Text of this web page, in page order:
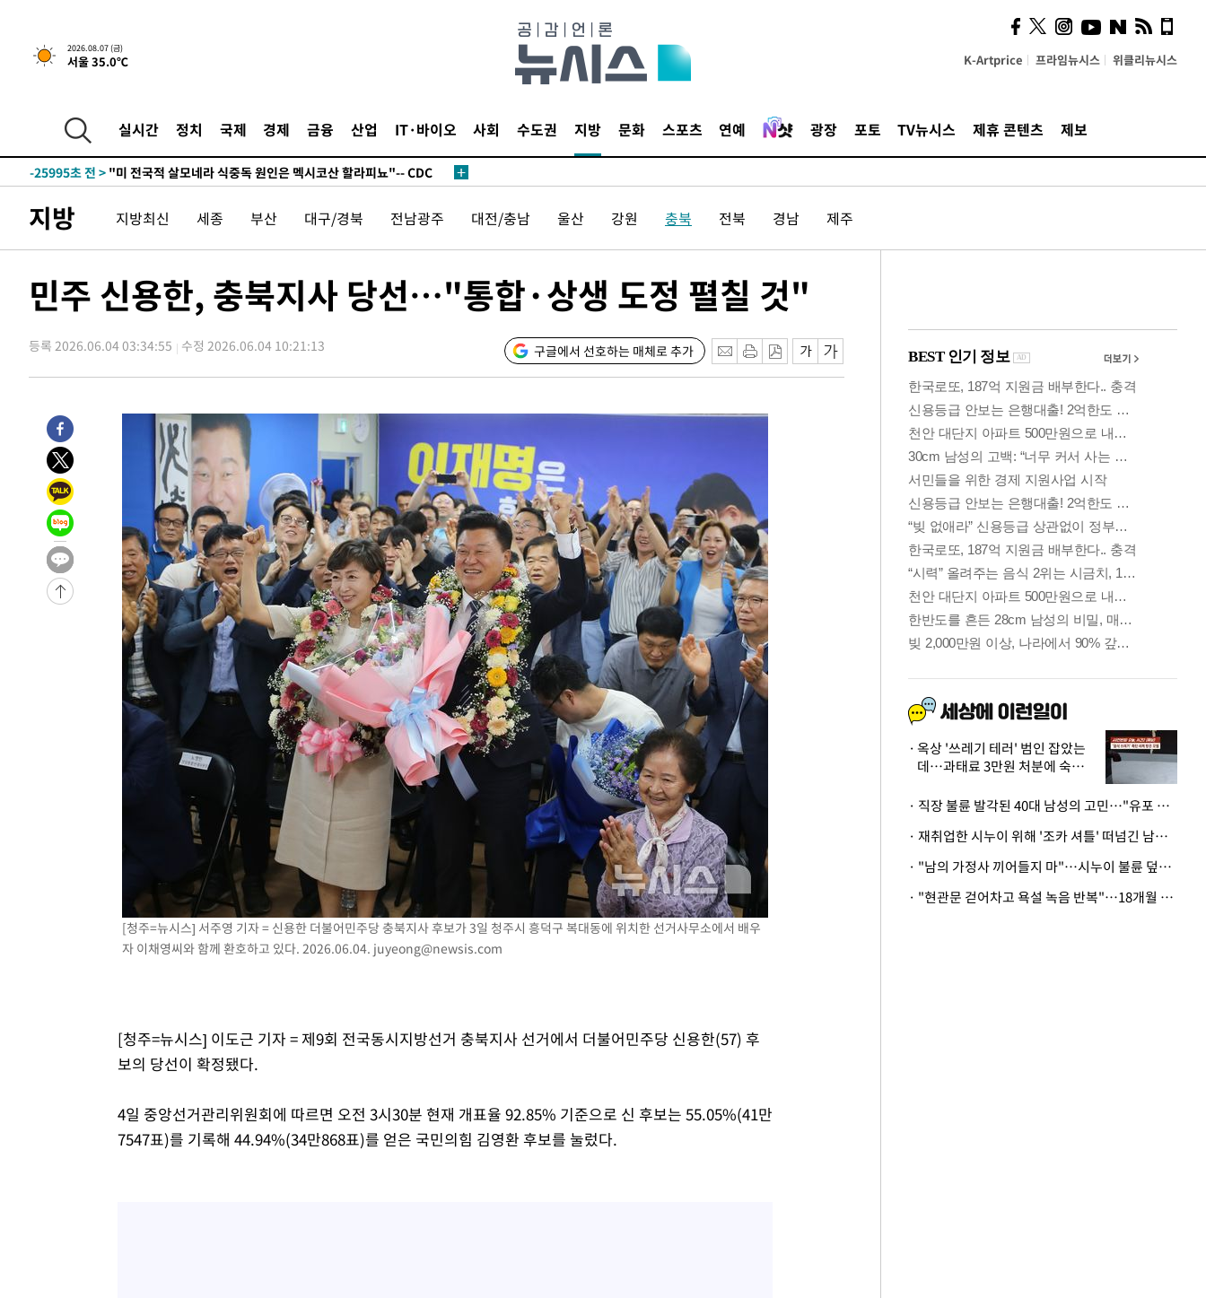
2026.08.07 (금)
서울 35.0℃ K-Artprice 프라임뉴시스 위클리뉴시스
실시간 정치 국제 경제 금융 산업 IT·바이오 사회 수도권 지방 문화 스포츠 연예 광장 포토 TV뉴시스 제휴 콘텐츠 제보
-9887초 전 >[속보] 뉴욕증시, 일제 하락 마감…나스닥 0.06%↓
-31085초 전 >[속보]'채상병 순직 책임' 임성근, 항소심도 징역 3년
-27551초 전 >
민주 콩고 에볼라환자 4천명 돌파, 4053명 발생 1850명 사망
-26801초 전 >
-25995초 전 > "미 전국적 살모네라 식중독 원인은 멕시코산 할라피뇨"-- CDC
-24389초 전 >
[속보]합수본, '투표율 허위 입력' 중앙·서울·경기도 선관위 등 9곳
-24144초 전 >[속보]원·달러 환율, 오전 9시 1423.8원
-23926초 전 >[속보]코스닥, 5.95포인트(0.74%) 상승한 807.62개장
-21059초 전 >시리아 다마스쿠스 교외에서 미니버스 폭발.. 14명 부상, 3명은 중
-20357초 전 >입추에도 극한더위…서울 낮 39도 '폭염중대경보'
례 큰 폭발음
-14036초 전 >
[속보]美, 폴리실리콘 수입 규제…파생제품 15% 관세, 120일 후
발효
-12187초 전 >
[속보]트럼프, 美 원정출산 금지 행정명령 서명
-9887초 전 >
[속보] 뉴욕증시, 일제 하락 마감…나스닥 0.06%↓
-31085초 전 >
[속보]'채상병 순직 책임' 임성근, 항소심도 징역 3년
-30951초 전 >
[속보]종합특검, '관저이전 봐주기 감사' 유병호 구속기소
-27551초 전 >
민주 콩고 에볼라환자 4천명 돌파, 4053명 발생 1850명 사망
-26801초 전 >
[속보]'300억원대 사기 혐의' 차가원 대표 구속 송치
-25995초 전 >
"미 전국적 살모네라 식중독 원인은 멕시코산 할라피뇨"-- CDC
[속보]경찰·노동부, HL만도 평택사업장 끼임 사망 관련 압수수색
[속보]합수본, '투표율 허위 입력' 중앙·서울·경기도 선관위 등 9곳
[속보]원·달러 환율, 오전 9시 1423.8원
[속보]삼성전자·SK하이닉스 동반 강보합…1%대 상승 출발
[속보]코스닥, 5.95포인트(0.74%) 상승한 807.62개장
[속보]코스피, 6300선 재탈환…1.09% 오른 6365.07 개장
시리아 다마스쿠스 교외에서 미니버스 폭발.. 14명 부상, 3명은 중
입추에도 극한더위…서울 낮 39도 '폭염중대경보'
이란, 호르무즈서 "적국 목표물들"과 대치로 남부 케슘섬에서 두차
[속보]美, 폴리실리콘 수입 규제…파생제품 15% 관세, 120일 후
[속보]트럼프, 美 원정출산 금지 행정명령 서명
[속보] 뉴욕증시, 일제 하락 마감…나스닥 0.06%↓
지방 지방최신 세종 부산 대구/경북 전남광주 대전/충남 울산 강원 충북 전북 경남 제주
민주 신용한, 충북지사 당선…"통합·상생 도정 펼칠 것"
등록 2026.06.04 03:34:55 수정 2026.06.04 10:21:13 구글에서 선호하는 매체로 추가
[청주=뉴시스] 서주영 기자 = 신용한 더불어민주당 충북지사 후보가 3일 청주시 흥덕구 복대동에 위치한 선거사무소에서 배우
자 이채영씨와 함께 환호하고 있다. 2026.06.04. juyeong@newsis.com
[청주=뉴시스] 이도근 기자 = 제9회 전국동시지방선거 충북지사 선거에서 더불어민주당 신용한(57) 후
보의 당선이 확정됐다.
4일 중앙선거관리위원회에 따르면 오전 3시30분 현재 개표율 92.85% 기준으로 신 후보는 55.05%(41만
7547표)를 기록해 44.94%(34만868표)를 얻은 국민의힘 김영환 후보를 눌렀다.
시, 스마트폰 액세서리에
NFC 더했다
옥상 '쓰레기 테러' 범인 잡았는
데…과태료 3만원 처분에 숙박업
· 직장 불륜 발각된 40대 남성의 고민…"유포 동료 명예훼손·협박죄 고소 가능할까"
· 재취업한 시누이 위해 '조카 셔틀' 떠넘긴 남편…아내 "난 못한다"
· "남의 가정사 끼어들지 마"…시누이 불륜 덮으려는 남편에 억울한 아내
· "현관문 걷어차고 욕설 녹음 반복"…18개월 아기 키우는 집 뒤흔든 '앞집의 비극'